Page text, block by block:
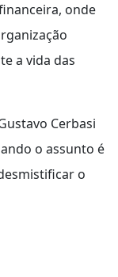
onde
a vida das
Cerbasi
o assunto é
o